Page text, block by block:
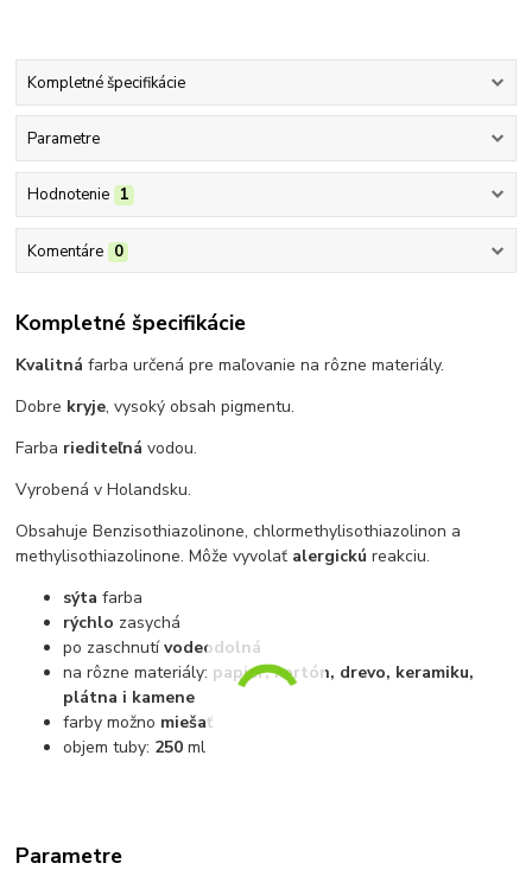
Kompletné špecifikácie
Parametre
Hodnotenie 1
Komentáre 0
Kompletné špecifikácie
Kvalitnáfarba určená pre maľovanie na rôzne materiály.
Dobre kryje, vysoký obsah pigmentu.
Farba riediteľnávodou.
Vyrobená v Holandsku.
Obsahuje Benzisothiazolinone, chlormethylisothiazolinon a
methylisothiazolinone. Môže vyvolať alergickúreakciu.
sýtafarba
rýchlo zasychá
po zaschnutívodeodolná
na rôzne materiály: papier, kartón, drevo, keramiku,
plátna i kamene
farby možno miešať
objem tuby: 250ml
Parametre